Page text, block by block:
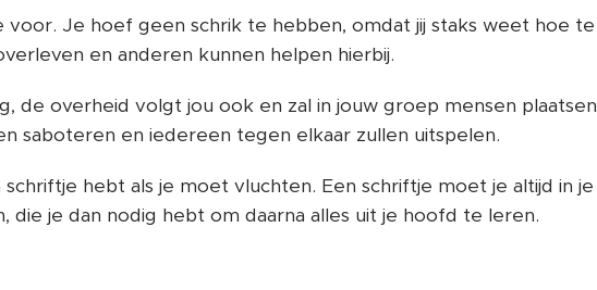
Je hoef geen schrik te hebben, omdat jij staks weet hoe te
en anderen kunnen helpen hierbij.
de overheid volgt jou ook en zal in jouw groep mensen plaatsen
saboteren en iedereen tegen elkaar zullen uitspelen.
hebt als je moet vluchten. Een schriftje moet je altijd in je
die je dan nodig hebt om daarna alles uit je hoofd te leren.